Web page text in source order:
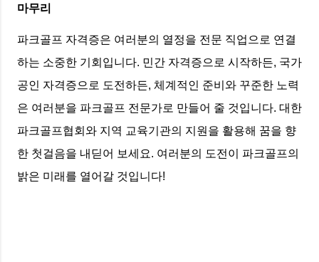
마무리
파크골프 자격증은 여러분의 열정을 전문 직업으로 연결
하는 소중한 기회입니다. 민간 자격증으로 시작하든, 국가
공인 자격증으로 도전하든, 체계적인 준비와 꾸준한 노력
은 여러분을 파크골프 전문가로 만들어 줄 것입니다. 대한
파크골프협회와 지역 교육기관의 지원을 활용해 꿈을 향
한 첫걸음을 내딛어 보세요. 여러분의 도전이 파크골프의
밝은 미래를 열어갈 것입니다!